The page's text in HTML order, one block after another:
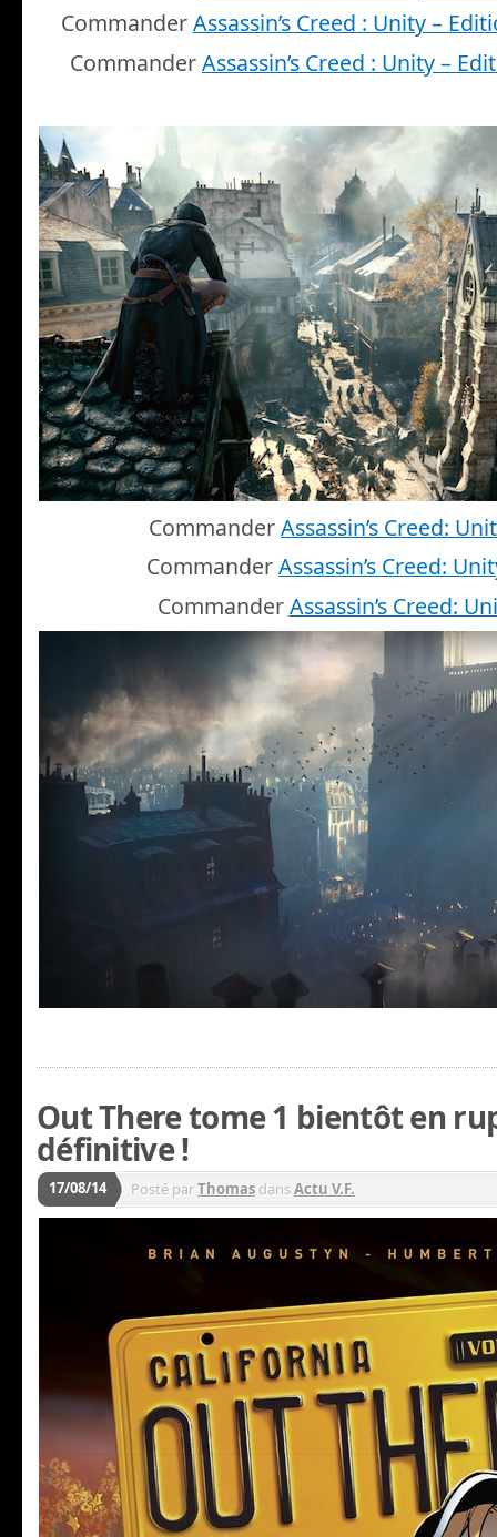
CommanderAssassin’s Creed : Unity –
CommanderAssassin’s Creed : Unity –
CommanderAssassin’s Creed:
CommanderAssassin’s Creed:
CommanderAssassin’s Creed:
Out There tome 1 bientôt en
définitive !
17/08/14 Posté parThomas dansActu V.F.